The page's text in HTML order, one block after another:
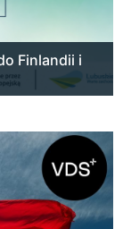
Finlandii i